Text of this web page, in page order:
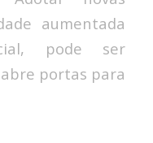
aumentada
pode ser
portas para